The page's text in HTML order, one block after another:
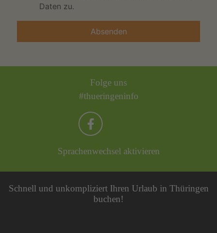
Daten zu.
Folge uns
#thueringeninfo
Sprachenwechsel aktivieren
Schnell und unkompliziert Ihren Urlaub in Thüringen
buchen!